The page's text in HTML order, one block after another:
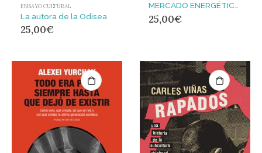
ENSAYO CULTURAL
La autora de la Odisea
25,00€
25,00€